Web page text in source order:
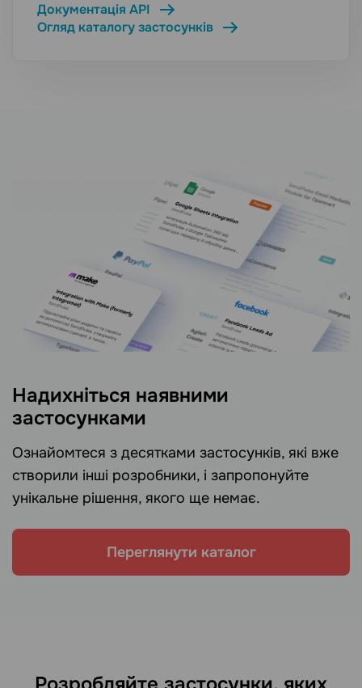
Документація API
Огляд каталогу застосунків
Надихніться наявними
застосунками
Ознайомтеся з десятками застосунків, які вже
створили інші розробники, і запропонуйте
унікальне рішення, якого ще немає.
Переглянути каталог